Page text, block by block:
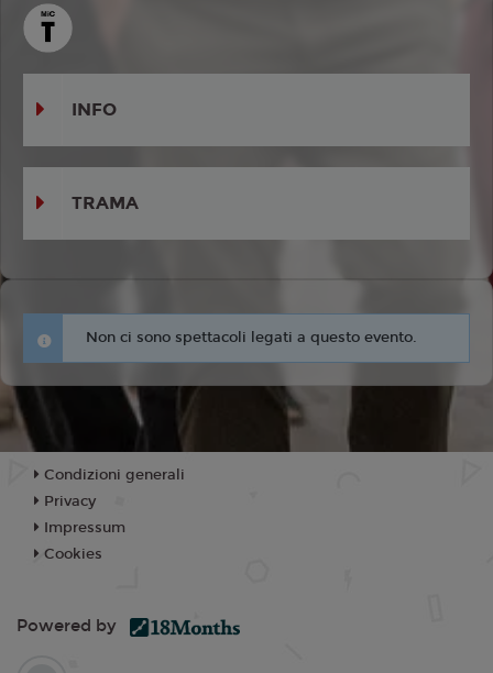
INFO
TRAMA
Non ci sono spettacoli legati a questo evento.
Condizioni generali
Privacy
Impressum
Cookies
Powered by